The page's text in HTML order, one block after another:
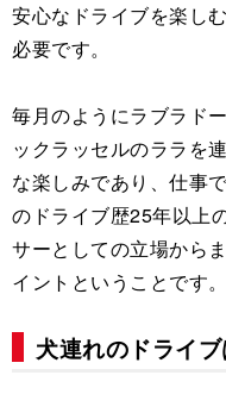
安心なドライブを楽し
必要です。
毎月のようにラブラド
ックラッセルのララを
な楽しみであり、仕事
のドライブ歴25年以上
サーとしての立場から
イントということです。
犬連れのドライ